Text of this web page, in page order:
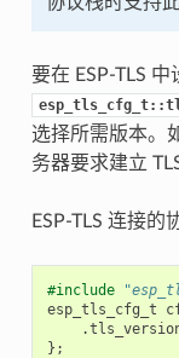
要在 ESP-TLS
选择所需版本。
务器要求建立
ESP-TLS 连接的
#include
esp_tls_cfg_t
.
};